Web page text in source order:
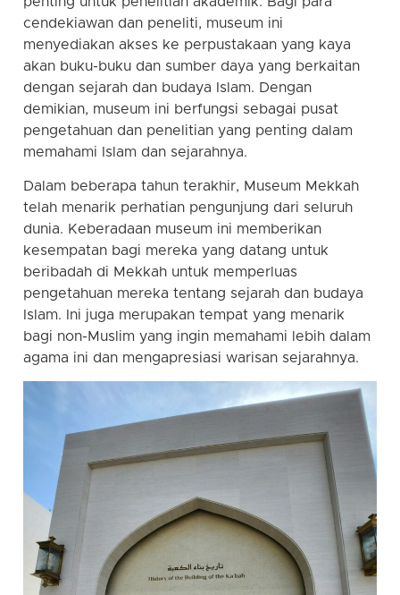
cendekiawan dan peneliti, museum ini
menyediakan akses ke perpustakaan yang kaya
akan buku-buku dan sumber daya yang berkaitan
dengan sejarah dan budaya Islam. Dengan
demikian, museum ini berfungsi sebagai pusat
pengetahuan dan penelitian yang penting dalam
memahami Islam dan sejarahnya.
Dalam beberapa tahun terakhir, Museum Mekkah
telah menarik perhatian pengunjung dari seluruh
dunia. Keberadaan museum ini memberikan
kesempatan bagi mereka yang datang untuk
beribadah di Mekkah untuk memperluas
pengetahuan mereka tentang sejarah dan budaya
Islam. Ini juga merupakan tempat yang menarik
bagi non-Muslim yang ingin memahami lebih dalam
agama ini dan mengapresiasi warisan sejarahnya.